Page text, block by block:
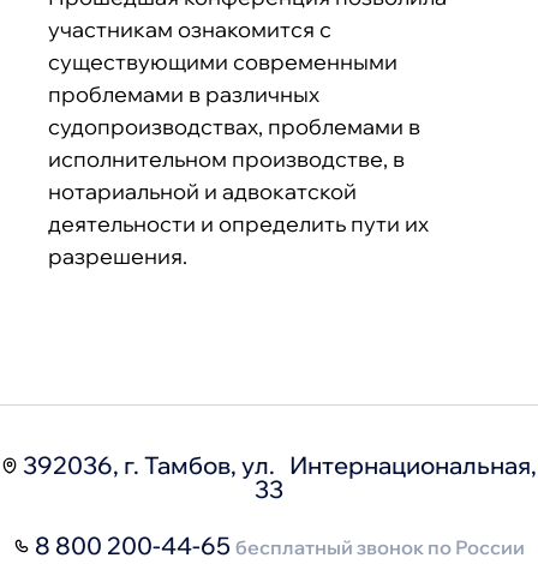
участникам ознакомится с
существующими современными
проблемами в различных
судопроизводствах, проблемами в
исполнительном производстве, в
нотариальной и адвокатской
деятельности и определить пути их
разрешения.
392036, г. Тамбов, ул. Интернациональная,
33
8 800 200-44-65 бесплатный звонок по России